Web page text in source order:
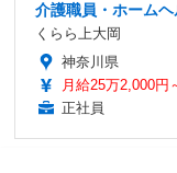
介護職員・ホーム
くらら上大岡
神奈川県
月給25万2,000円
正社員